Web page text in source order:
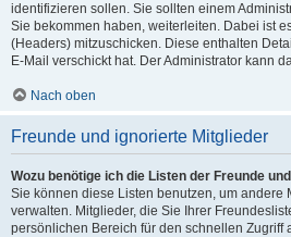
identifizieren sollen. Sie sollten einem
Sie bekommen haben, weiterleiten. Dabei ist
(Headers) mitzuschicken. Diese enthalten
E-Mail verschickt hat. Der Administrator kann
Nach oben
Freunde und ignorierte Mitglieder
Wozu benötige ich die Listen der Freunde
Sie können diese Listen benutzen, um andere
verwalten. Mitglieder, die Sie Ihrer
persönlichen Bereich für den schnellen Zugriff